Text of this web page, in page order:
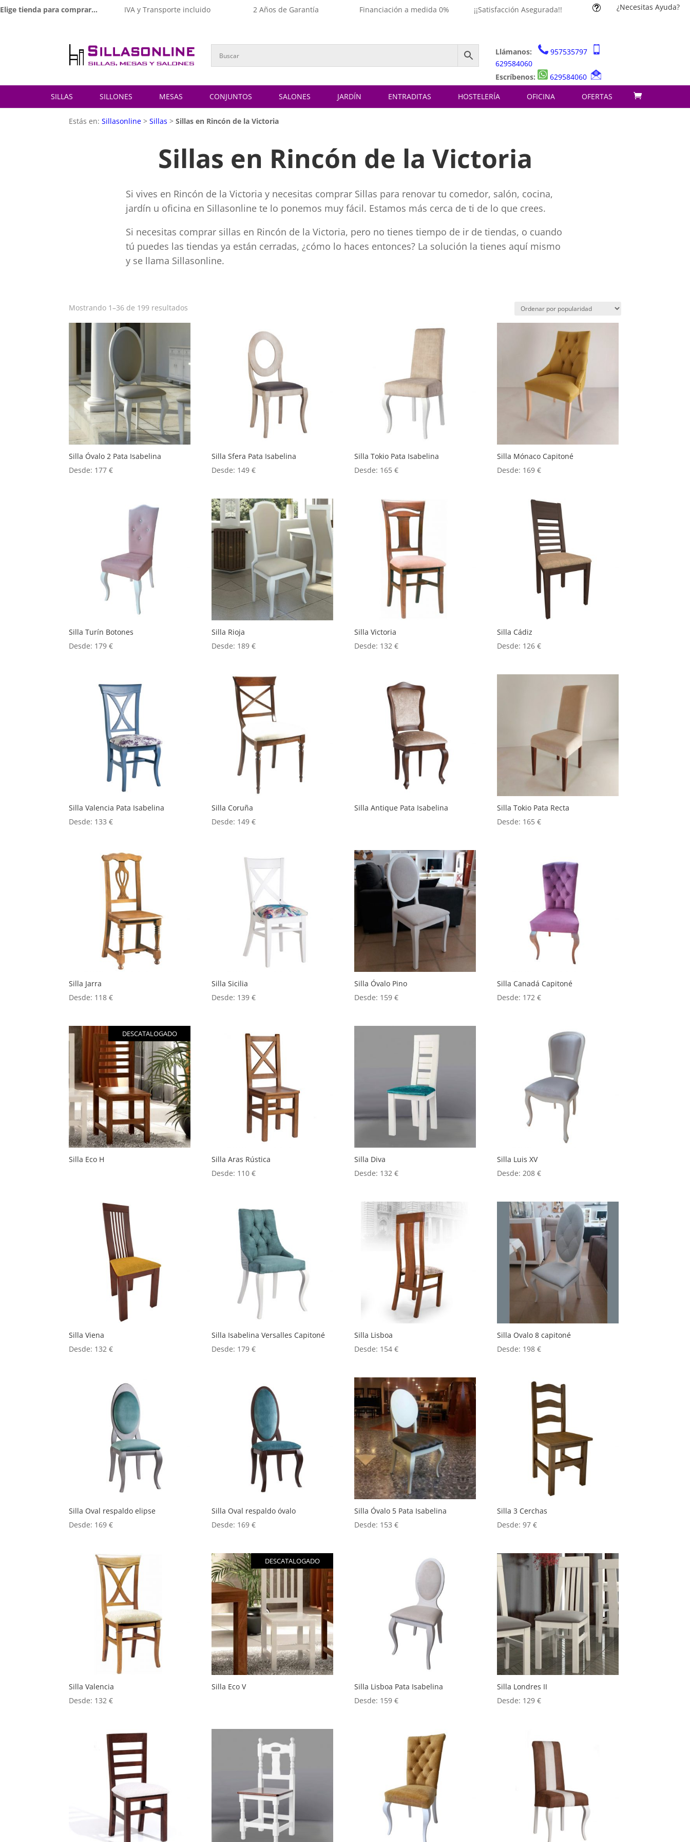
Elige tienda para comprar... IVA y Transporte incluido 2 Años de Garantía Financiación a medida 0% ¡¡Satisfacción Asegurada!! t ¿Necesitas Ayuda?
Llámanos:
957535797
629584060
Escríbenos:
629584060
SILLAS SILLONES MESAS CONJUNTOS SALONES JARDÍN ENTRADITAS HOSTELERÍA OFICINA OFERTAS
Estás en:Sillasonline >Sillas >Sillas en Rincón de la Victoria
Sillas en Rincón de la Victoria
Si vives en Rincón de la Victoria y necesitas comprar Sillas para renovar tu comedor, salón, cocina,
jardín u oficina en Sillasonline te lo ponemos muy fácil. Estamos más cerca de ti de lo que crees.
Si necesitas comprar sillas en Rincón de la Victoria, pero no tienes tiempo de ir de tiendas, o cuando
tú puedes las tiendas ya están cerradas, ¿cómo lo haces entonces? La solución la tienes aquí mismo
y se llama Sillasonline.
Mostrando 1–36 de 199 resultados
Silla Óvalo 2 Pata Isabelina
Desde: 177€
Silla Sfera Pata Isabelina
Desde: 149€
Silla Tokio Pata Isabelina
Desde: 165€
Silla Mónaco Capitoné
Desde: 169€
Silla Turín Botones
Desde: 179€
Silla Rioja
Desde: 189€
Silla Victoria
Desde: 132€
Silla Cádiz
Desde: 126€
Silla Valencia Pata Isabelina
Desde: 133€
Silla Coruña
Desde: 149€
Silla Antique Pata Isabelina
Silla Tokio Pata Recta
Desde: 165€
Silla Jarra
Desde: 118€
Silla Sicilia
Desde: 139€
Silla Óvalo Pino
Desde: 159€
Silla Canadá Capitoné
Desde: 172€
DESCATALOGADO
Silla Eco H
Silla Aras Rústica
Desde: 110€
Silla Diva
Desde: 132€
Silla Luis XV
Desde:208€
Silla Viena
Desde: 132€
Silla Isabelina Versalles Capitoné
Desde: 179€
Silla Lisboa
Desde: 154€
Silla Ovalo 8 capitoné
Desde: 198€
Silla Oval respaldo elipse
Desde: 169€
Silla Oval respaldo óvalo
Desde: 169€
Silla Óvalo 5 Pata Isabelina
Desde: 153€
Silla 3 Cerchas
Desde:97€
Silla Valencia
Desde: 132€
DESCATALOGADO
Silla Eco V
Silla Lisboa Pata Isabelina
Desde: 159€
Silla Londres II
Desde: 129€